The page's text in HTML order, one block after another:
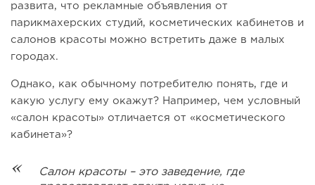
развита, что рекламные объявления от
парикмахерских студий, косметических кабинетов и
салонов красоты можно встретить даже в малых
городах.
Однако, как обычному потребителю понять, где и
какую услугу ему окажут? Например, чем условный
«салон красоты» отличается от «косметического
кабинета»?
Салон красоты – это заведение, где